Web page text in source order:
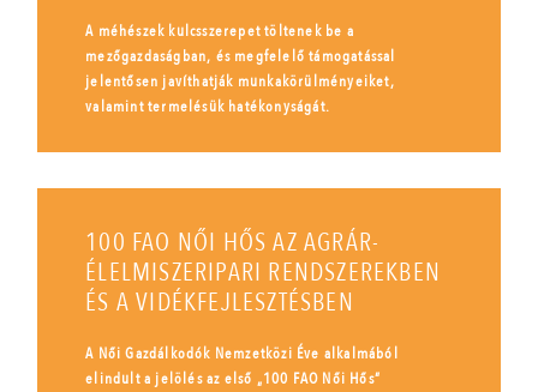
A méhészek kulcsszerepet töltenek be a
mezőgazdaságban, és megfelelő támogatással
jelentősen javíthatják munkakörülményeiket,
valamint termelésük hatékonyságát.
100 FAO NŐI HŐS AZ AGRÁR-
ÉLELMISZERIPARI RENDSZEREKBEN
ÉS A VIDÉKFEJLESZTÉSBEN
A Női Gazdálkodók Nemzetközi Éve alkalmából
elindult a jelölés az első „100 FAO Női Hős”